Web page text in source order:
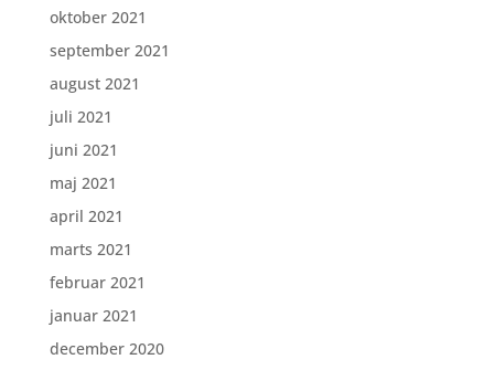
oktober 2021
september 2021
august 2021
juli 2021
juni 2021
maj 2021
april 2021
marts 2021
februar 2021
januar 2021
december 2020